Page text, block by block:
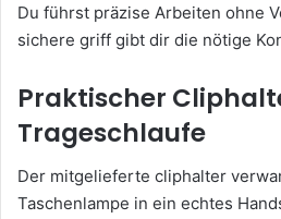
Du führst präzise Arbeiten ohne
sichere griff gibt dir die nötige
Praktischer
Trageschlaufe
Der mitgelieferte cliphalter
Taschenlampe in ein echtes